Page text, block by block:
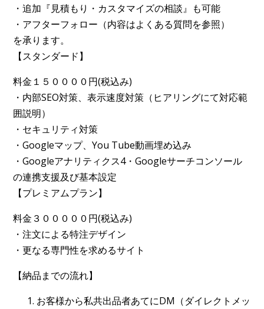
・追加『見積もり・カスタマイズの相談』も可能
・アフターフォロー（内容はよくある質問を参照）
を承ります。
【スタンダード】
料金１５００００円(税込み)
・内部SEO対策、表示速度対策（ヒアリングにて対応範
囲説明）
・セキュリティ対策
・Googleマップ、You Tube動画埋め込み
・Googleアナリティクス4・Googleサーチコンソール
の連携支援及び基本設定
【プレミアムプラン】
料金３０００００円(税込み)
・注文による特注デザイン
・更なる専門性を求めるサイト
【納品までの流れ】
お客様から私共出品者あてにDM（ダイレクトメッ